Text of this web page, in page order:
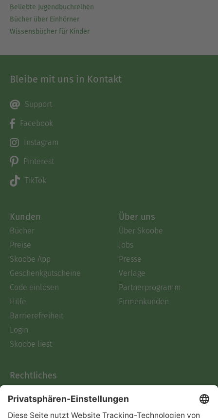
Beliebte Jugendbuchreihen
Bücher über Einhörner
Wissensbücher für Kinder
Bleibe mit uns in Kontakt
Support
Facebook
Instagram
Pinterest
TikTok
Kunden
Bücher
Preise
Skoobe App
Geschenkgutscheine
Code einlösen
Hilfe
Barrierefreiheit
Login
Skoobe liest
Über uns
Über Skoobe
Jobs
Presse
Verlage
Partnerprogramm
Firmenkunden
Rechtliches
AGB